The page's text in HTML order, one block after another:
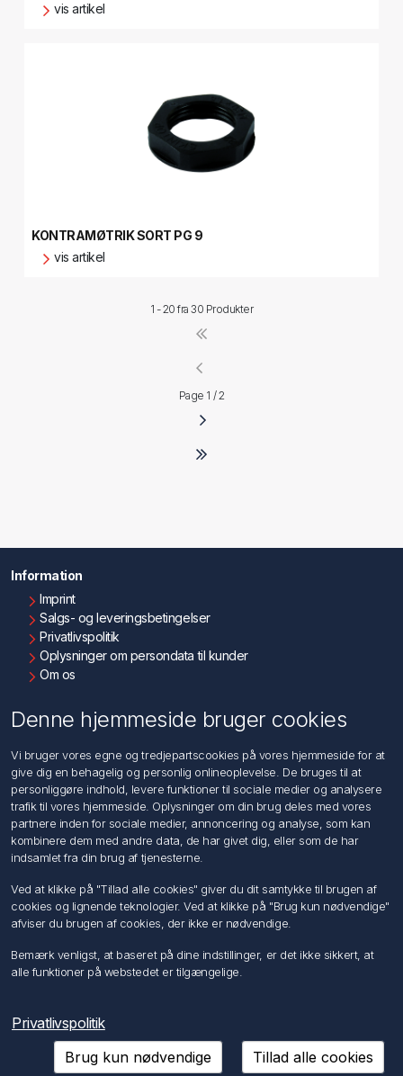
vis artikel
KONTRAMØTRIK SORT PG 9
vis artikel
1 - 20 fra30 Produkter
Page 1 / 2
Information
Imprint
Salgs- og leveringsbetingelser
Privatlivspolitik
Oplysninger om persondata til kunder
Om os
Søg
Min konto
Min konto
Ordrer
Adresser
Ansøg om Sælger konto
Følg os
Copyright © 2026 Förch A/S. Alle rettigheder forbeholdt.
Powered by
Denne hjemmeside bruger cookies
Vi bruger vores egne og tredjepartscookies på vores hjemmeside for at
give dig en behagelig og personlig onlineoplevelse. De bruges til at
personliggøre indhold, levere funktioner til sociale medier og analysere
trafik til vores hjemmeside. Oplysninger om din brug deles med vores
partnere inden for sociale medier, annoncering og analyse, som kan
kombinere dem med andre data, de har givet dig, eller som de har
indsamlet fra din brug af tjenesterne.
Ved at klikke på "Tillad alle cookies" giver du dit samtykke til brugen af
cookies og lignende teknologier. Ved at klikke på "Brug kun nødvendige"
afviser du brugen af cookies, der ikke er nødvendige.
Bemærk venligst, at baseret på dine indstillinger, er det ikke sikkert, at
alle funktioner på webstedet er tilgængelige.
Privatlivspolitik
Brug kun nødvendige
Tillad alle cookies